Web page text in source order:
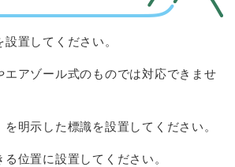
置してください。
アゾール式のものでは対応できませ
明示した標識を設置してください。
位置に設置してください。